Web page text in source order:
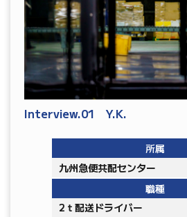
Interview.01 Y.K.
所属
九州急便共配センター
職種
2ｔ配送ドライバー